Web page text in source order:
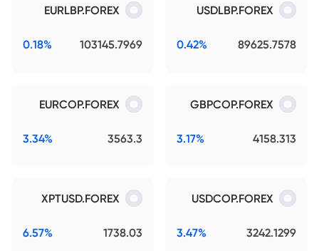
USDLBP.FOREX
89625.7578
0.42%
EURLBP.FOREX
103145.7969
0.18%
GBPCOP.FOREX
4158.313
3.17%
EURCOP.FOREX
3563.3
3.34%
USDCOP.FOREX
3242.1299
3.47%
XPTUSD.FOREX
1738.03
6.57%